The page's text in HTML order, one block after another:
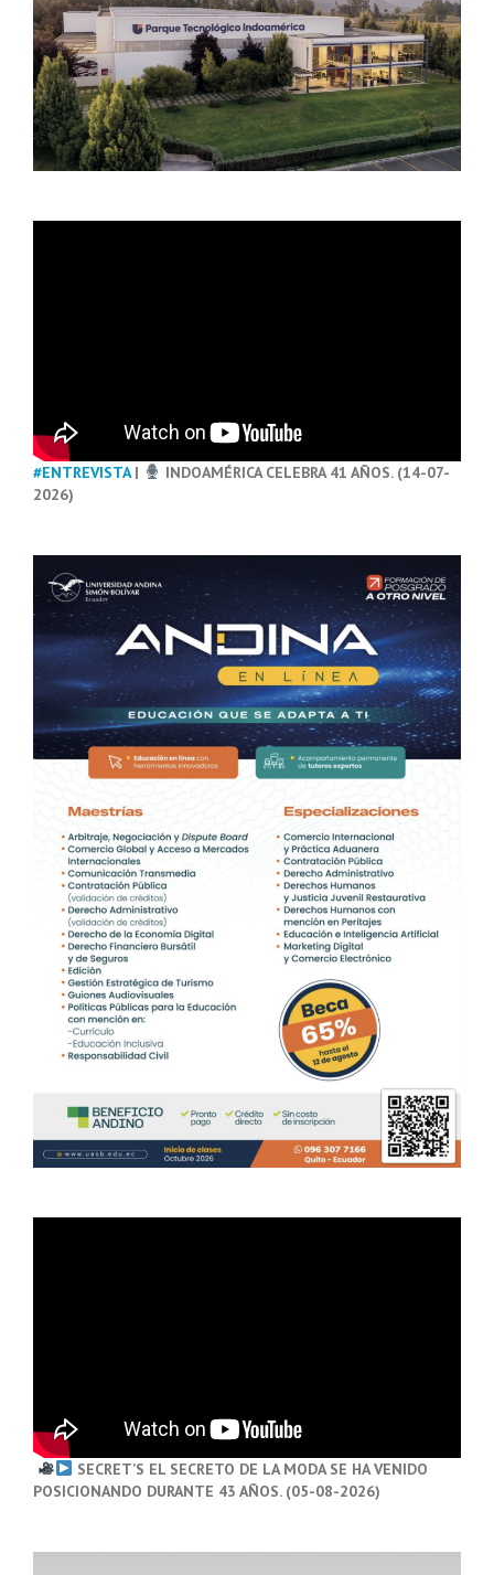
#ENTREVISTA|
INDOAMÉRICA CELEBRA 41 AÑOS. (14-07-
2026)
SECRET’S EL SECRETO DE LA MODA SE HA VENIDO
POSICIONANDO DURANTE 43 AÑOS. (05-08-2026)